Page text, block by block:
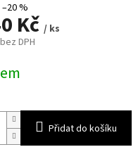
–20 %
Kč / ks
DPH
Přidat do košíku